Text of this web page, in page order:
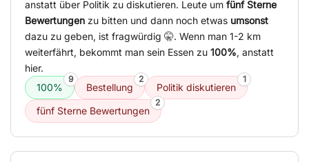
anstatt über Politik zu diskutieren. Leute um fünf Sterne
Bewertungen zu bitten und dann noch etwas umsonst
dazu zu geben, ist fragwürdig 🤫. Wenn man 1-2 km
weiterfährt, bekommt man sein Essen zu 100%, anstatt
hier.
100%
9
Bestellung
2
Politik diskutieren
1
fünf Sterne Bewertungen
2